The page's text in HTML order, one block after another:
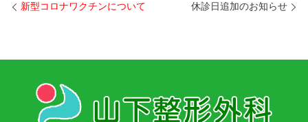
新型コロナワクチンについて 休診日追加のお知らせ